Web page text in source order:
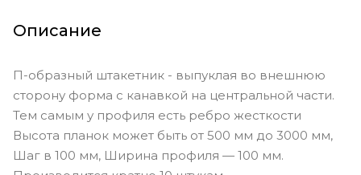
Описание
П-образный штакетник - выпуклая во внешнюю
сторону форма с канавкой на центральной части.
Тем самым у профиля есть ребро жесткости
Высота планок может быть от 500 мм до 3000 мм,
Шаг в 100 мм, Ширина профиля — 100 мм.